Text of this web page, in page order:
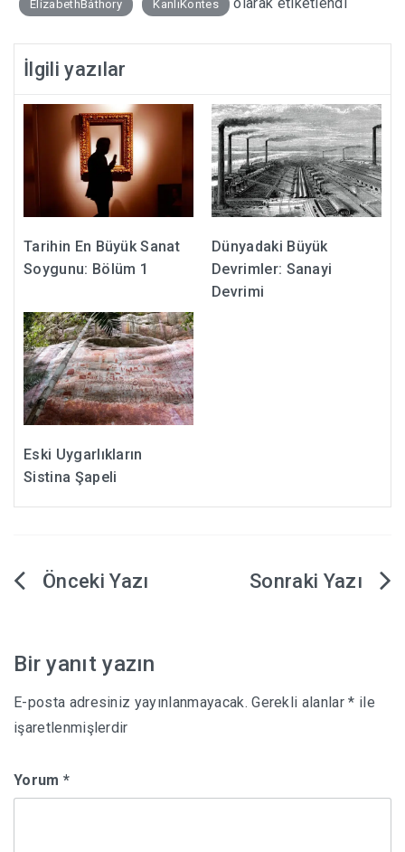
ElizabethBáthory KanlıKontes
İlgili yazılar
Tarihin En Büyük Sanat
Soygunu: Bölüm 1
Dünyadaki Büyük
Devrimler: Sanayi
Devrimi
Eski Uygarlıkların
Sistina Şapeli
Yazı
Bir yanıt yazın
E-posta adresiniz yayınlanmayacak. Gerekli alanlar* ile
işaretlenmişlerdir
Yorum *